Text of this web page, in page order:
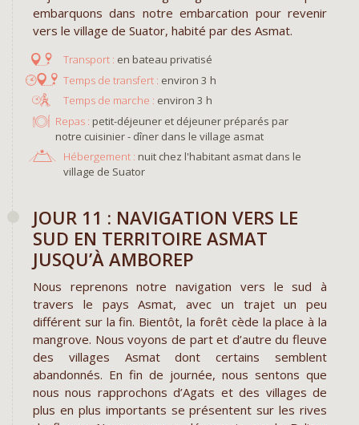
embarquons dans notre embarcation pour revenir
vers le village de Suator, habité par des Asmat.
en bateau privatisé
environ 3 h
environ 3 h
Repas : petit-déjeuner et déjeuner préparés par
notre cuisinier - dîner dans le village asmat
Hébergement : nuit chez l'habitant asmat dans le
village de Suator
JOUR 11 : NAVIGATION VERS LE
SUD EN TERRITOIRE ASMAT
JUSQU’À AMBOREP
Nous reprenons notre navigation vers le sud à
travers le pays Asmat, avec un trajet un peu
différent sur la fin. Bientôt, la forêt cède la place à la
mangrove. Nous voyons de part et d’autre du fleuve
des villages Asmat dont certains semblent
abandonnés. En fin de journée, nous sentons que
nous nous rapprochons d’Agats et des villages de
plus en plus importants se présentent sur les rives